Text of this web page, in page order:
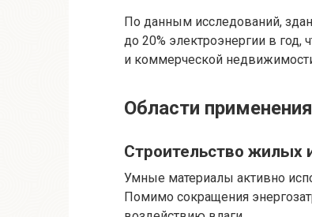
По данным исследований,
до 20% электроэнергии в
и коммерческой
Области
Строительство жилых
Умные материалы активно
Помимо сокращения